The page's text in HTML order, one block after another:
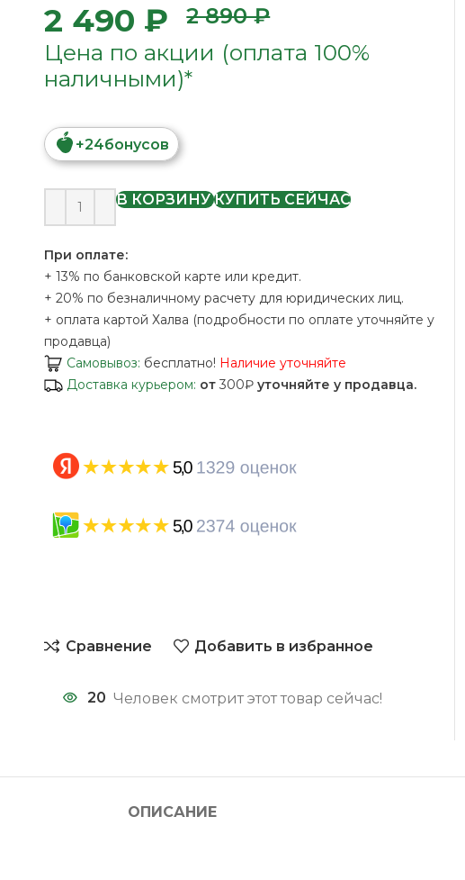
2 490 ₽ 2 890 ₽
Цена по акции (оплата 100%
наличными)*
+24бонусов
В КОРЗИНУ КУПИТЬ СЕЙЧАС
При оплате:
+ 13% по банковской карте или кредит.
+ 20% по безналичному расчету для юридических лиц.
+ оплата картой Халва (подробности по оплате уточняйте у
продавца)
Самовывоз: бесплатно! Наличие уточняйте
Доставка курьером: от 300₽уточняйте у продавца.
Сравнение Добавить в избранное
20 Человек смотрит этот товар сейчас!
ОПИСАНИЕ